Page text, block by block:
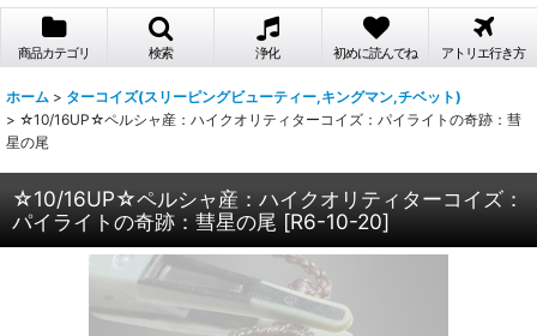
商品カテゴリ 検索 浄化 初めに読んでね アトリエ行き方
ホーム > ターコイズ(スリーピングビューティー,キングマン,チベット)
> ☆10/16UP☆ペルシャ産：ハイクオリティターコイズ：パイライトの奇跡：彗
星の尾
☆10/16UP☆ペルシャ産：ハイクオリティターコイズ：
パイライトの奇跡：彗星の尾 [R6-10-20]